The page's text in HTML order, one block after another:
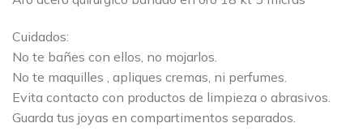
Cuidados:
No te bañes con ellos, no mojarlos.
No te maquilles , apliques cremas, ni perfumes.
Evita contacto con productos de limpieza o abrasivos.
Guarda tus joyas en compartimentos separados.